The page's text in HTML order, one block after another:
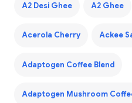
A2 Desi Ghee A2 Ghee
Acerola Cherry Ackee
Adaptogen Coffee Blend
Adaptogen Mushroom